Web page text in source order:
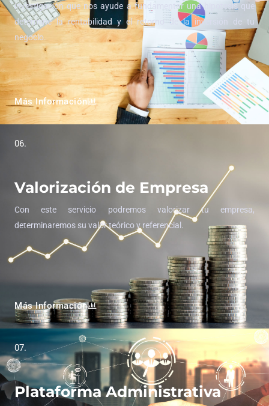
investigación que nos ayude a fundamentar una hipotesis que
determine la rentabilidad y el retorno de la inversión de tu
negocio.
Más Información
06.
Valorización de Empresa
Con este servicio podremos valorizar tu empresa,
determinaremos su valor teórico y referencial.
Más Información
07.
Plataforma Administrativa